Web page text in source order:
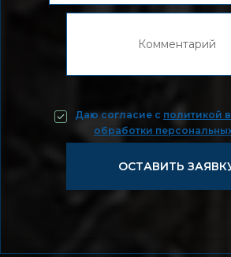
Даю согласие c политикой
обработки